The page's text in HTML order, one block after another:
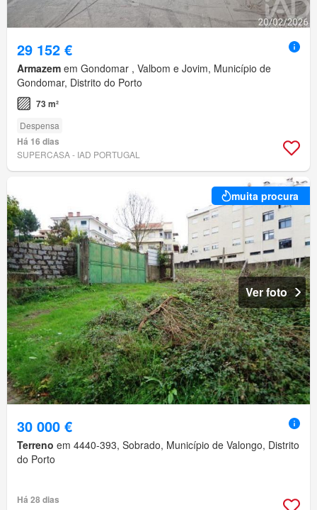
29 152 €
Armazem em Gondomar , Valbom e Jovim, Município de
Gondomar, Distrito do Porto
73 m²
Despensa
Há 16 dias
SUPERCASA - IAD PORTUGAL
muita procura
Ver foto
30 000 €
Terreno em 4440-393, Sobrado, Município de Valongo, Distrito
do Porto
Há 28 dias